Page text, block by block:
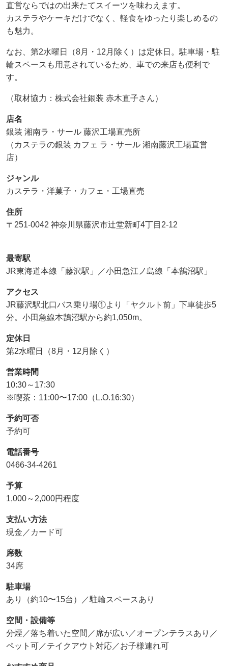
直営ならではの出来たてスイーツを味わえます。
カステラやケーキだけでなく、軽食をゆったり楽しめるの
も魅力。
なお、第2水曜日（8月・12月除く）は定休日。駐車場・駐
輪スペースも用意されているため、車での来店も便利で
す。
（取材協力：株式会社銀装 赤木直子さん）
店名
銀装 湘南ラ・サール 藤沢工場直売所
（カステラの銀装 カフェ ラ・サール 湘南藤沢工場直営
店）
ジャンル
カステラ・洋菓子・カフェ・工場直売
住所
〒251-0042 神奈川県藤沢市辻堂新町4丁目2-12
最寄駅
JR東海道本線「藤沢駅」／小田急江ノ島線「本鵠沼駅」
アクセス
JR藤沢駅北口バス乗り場①より「ヤクルト前」下車徒歩5
分。小田急線本鵠沼駅から約1,050m。
定休日
第2水曜日（8月・12月除く）
営業時間
10:30～17:30
※喫茶：11:00〜17:00（L.O.16:30）
予約可否
予約可
電話番号
0466-34-4261
予算
1,000～2,000円程度
支払い方法
現金／カード可
席数
34席
駐車場
あり（約10〜15台）／駐輪スペースあり
空間・設備等
分煙／落ち着いた空間／席が広い／オープンテラスあり／
ペット可／テイクアウト対応／お子様連れ可